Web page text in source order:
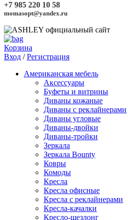
+7 985 220 10 58
momasopt@yandex.ru
Корзина
Вход /Регистрация
Американская мебель
Аксессуары
Буфеты и витрины
Диваны кожаные
Диваны с реклайнерами
Диваны угловые
Диваны-двойки
Диваны-тройки
Зеркала
Зеркала Bounty
Ковры
Комоды
Кресла
Кресла офисные
Кресла с реклайнерами
Кресла-качалки
Кресло-шезлонг